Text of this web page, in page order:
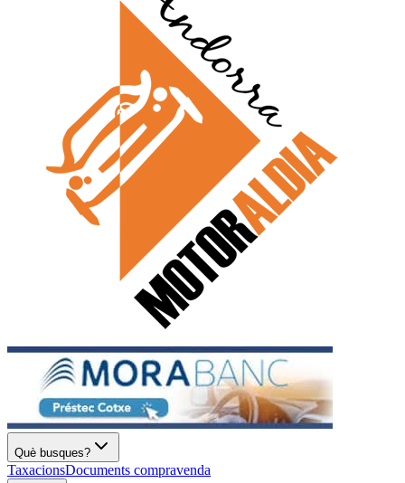
Què busques?
TaxacionsDocuments compravenda